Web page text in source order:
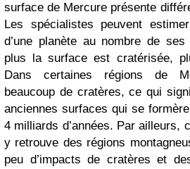
surface de Mercure présente
Les spécialistes peuvent
d’une planète au nombre de
plus la surface est cratérisée,
Dans certaines régions de
beaucoup de cratères, ce qui
anciennes surfaces qui se
4 milliards d’années. Par ailleurs,
y retrouve des régions
peu d’impacts de cratères et